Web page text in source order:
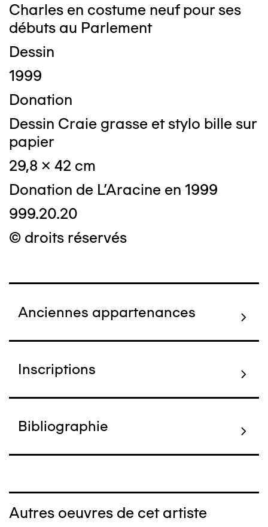
Charles en costume neuf pour ses
débuts au Parlement
Dessin
1999
Donation
Dessin Craie grasse et stylo bille sur
papier
29,8 x 42 cm
Donation de L'Aracine en 1999
999.20.20
© droits réservés
Anciennes appartenances
Inscriptions
Bibliographie
Autres oeuvres de cet artiste